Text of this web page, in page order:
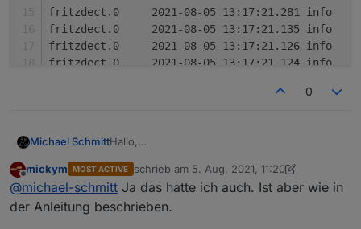
0
Michael SchmittHallo,
Offline
mickym MOST ACTIVE schrieb am 5. Aug. 2021, 11:20
zuletzt editiert von mickym8. Mai 2021, 13:23
@michael-schmitt Ja das hatte ich auch. Ist aber wie in
der Anleitung beschrieben.